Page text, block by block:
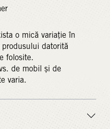
o mică variație în
datorită
folosite.
de mobil și de
varia.